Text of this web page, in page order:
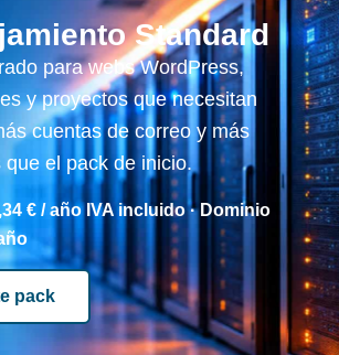
Standard
para webs WordPress,
y proyectos que necesitan
cuentas de correo y más
que el pack de inicio.
€ / año IVA incluido · Dominio
pack